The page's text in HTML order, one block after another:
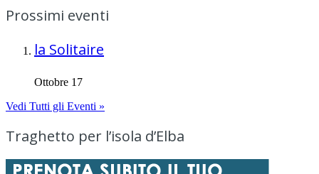
Prossimi eventi
la Solitaire
Ottobre 17
Vedi Tutti gli Eventi »
Traghetto per l’isola d’Elba